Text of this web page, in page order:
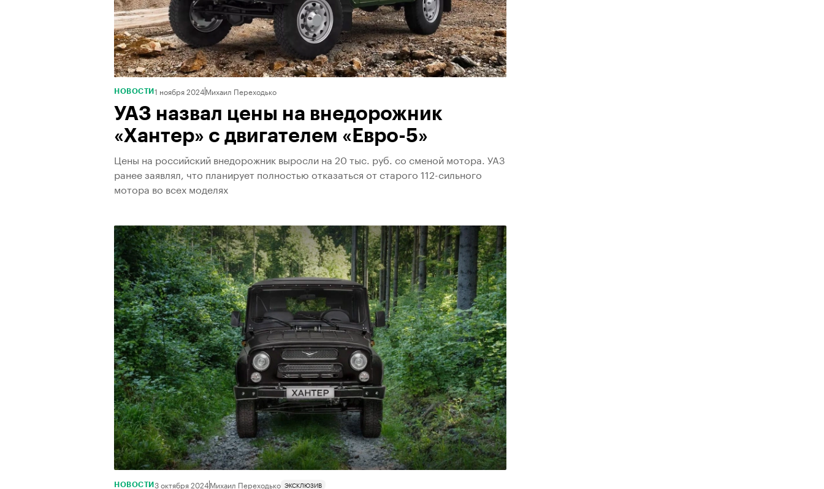
НОВОСТИ 1 ноября 2024Михаил Переходько
УАЗ назвал цены на внедорожник
«Хантер» с двигателем «Евро-5»
Цены на российский внедорожник выросли на 20 тыс. руб. со сменой мотора. УАЗ
ранее заявлял, что планирует полностью отказаться от старого 112-сильного
мотора во всех моделях
НОВОСТИ 3 октября 2024Михаил Переходько ЭКСКЛЮЗИВ